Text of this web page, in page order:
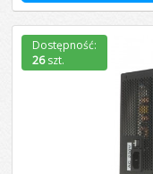
Dostępność:
26szt.